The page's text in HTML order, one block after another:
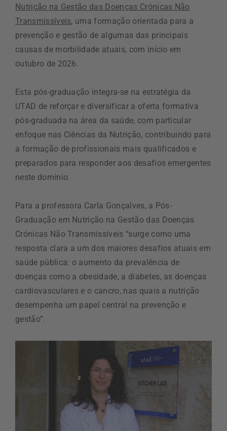
Nutrição na Gestão das Doenças Crónicas Não
Transmissíveis, uma formação orientada para a
prevenção e gestão de algumas das principais
causas de morbilidade atuais, com início em
outubro de 2026.
Esta pós-graduação integra-se na estratégia da
UTAD de reforçar e diversificar a oferta formativa
pós-graduada na área da saúde, com particular
enfoque nas Ciências da Nutrição, contribuindo para
a formação de profissionais mais qualificados e
preparados para responder aos desafios emergentes
neste domínio.
Para a professora Carla Gonçalves, a Pós-
Graduação em Nutrição na Gestão das Doenças
Crónicas Não Transmissíveis “surge como uma
resposta clara a um dos maiores desafios atuais em
saúde pública: o aumento da prevalência de
doenças como a obesidade, a diabetes, as doenças
cardiovasculares e o cancro, nas quais a nutrição
desempenha um papel central na prevenção e
gestão”.